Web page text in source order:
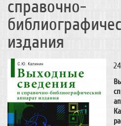
справочно-
издания